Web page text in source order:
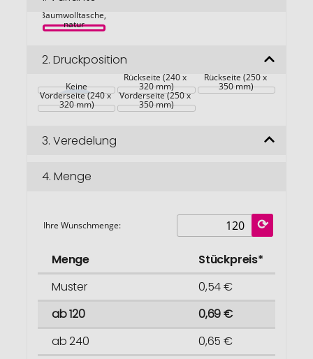
springenBaumwolltasche,
natur
2. Druckposition
Keine
Rückseite (240 x
320 mm)
Rückseite (250 x
350 mm)
Vorderseite (240 x
320 mm)
Vorderseite (250 x
350 mm)
3. Veredelung
4. Menge
Ihre Wunschmenge:
Menge
Stückpreis*
Muster
0,54 €
ab 120
0,69 €
ab 240
0,65 €